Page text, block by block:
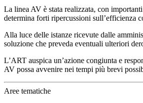
La linea AV è stata realizzata, con
determina forti ripercussioni sull’efficienza
Alla luce delle istanze ricevute dalle
soluzione che preveda eventuali ulteriori
L’ART auspica un’azione congiunta e
AV possa avvenire nei tempi più brevi
Aree tematiche